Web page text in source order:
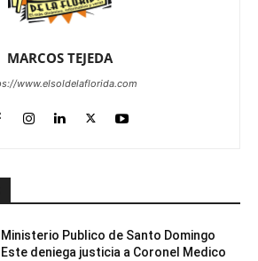
MARCOS TEJEDA
www.elsoldelaflorida.com
Ministerio Publico de Santo Domingo
Este deniega justicia a Coronel Medico